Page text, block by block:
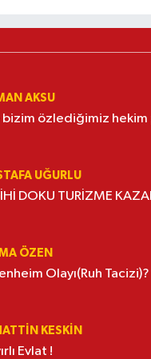
AKSU
bizim özlediğimiz
UĞURLU
DOKU TURİZME
ÖZEN
Olayı(Ruh Tacizi)?
KESKİN
Evlat !